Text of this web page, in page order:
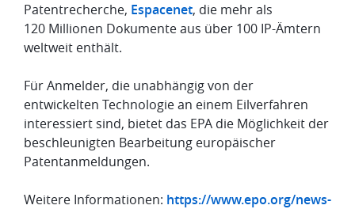
Patentrecherche, Espacenet, die mehr als
120 Millionen Dokumente aus über 100 IP-Ämtern
weltweit enthält.
Für Anmelder, die unabhängig von der
entwickelten Technologie an einem Eilverfahren
interessiert sind, bietet das EPA die Möglichkeit der
beschleunigten Bearbeitung europäischer
Patentanmeldungen.
Weitere Informationen: https://www.epo.org/news-